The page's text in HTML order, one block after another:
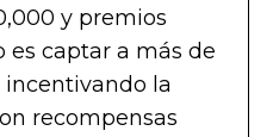
y premios
es captar a más de
incentivando la
recompensas